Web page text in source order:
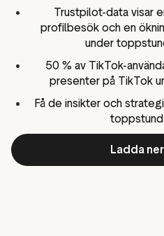
Trustpilot-data visar
profilbesök och en
under
50 % av TikTok-
presenter på TikTok
Få de insikter och
toppstund
Ladda